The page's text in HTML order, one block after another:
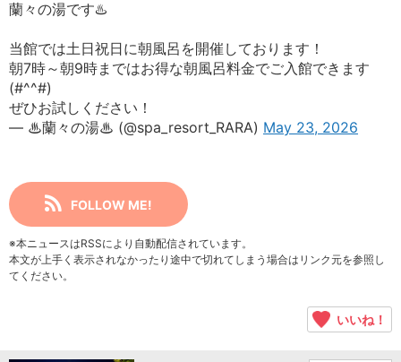
蘭々の湯です♨️
当館では土日祝日に朝風呂を開催しております！
朝7時～朝9時まではお得な朝風呂料金でご入館できます
(#^^#)
ぜひお試しください！
— ♨蘭々の湯♨ (@spa_resort_RARA) May 23, 2026
FOLLOW ME!
※本ニュースはRSSにより自動配信されています。
本文が上手く表示されなかったり途中で切れてしまう場合はリンク元を参照し
てください。
いいね！